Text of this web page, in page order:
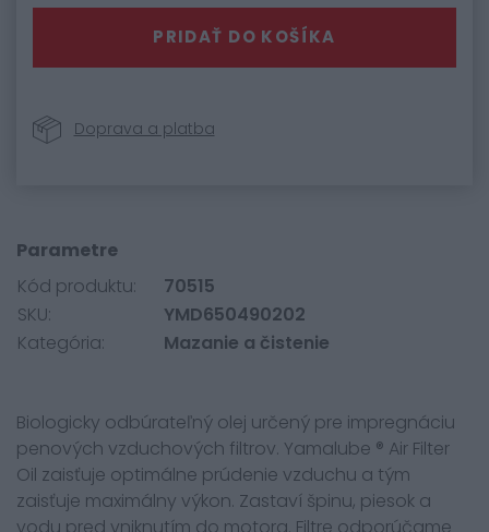
PRIDAŤ DO KOŠÍKA
Doprava a platba
Parametre
Kód produktu:
70515
SKU:
YMD650490202
Kategória:
Mazanie a čistenie
Biologicky odbúrateľný olej určený pre impregnáciu
penových vzduchových filtrov. Yamalube ® Air Filter
Oil zaisťuje optimálne prúdenie vzduchu a tým
zaisťuje maximálny výkon. Zastaví špinu, piesok a
vodu pred vniknutím do motora. Filtre odporúčame